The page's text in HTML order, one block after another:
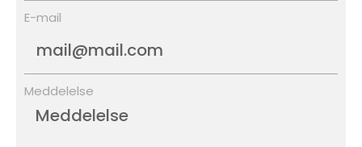
E-mail
Meddelelse